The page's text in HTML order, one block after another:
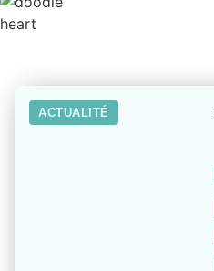
ACTUALITÉ